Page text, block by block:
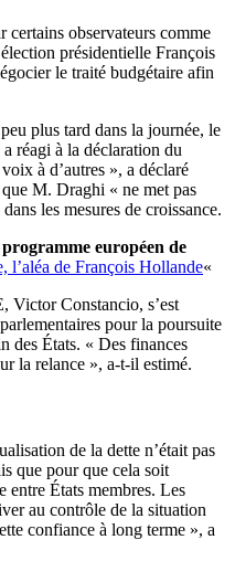
certains observateurs comme
présidentielle François
le traité budgétaire afin
plus tard dans la journée, le
réagi à la déclaration du
à d’autres », a déclaré
M. Draghi « ne met pas
les mesures de croissance.
européen de
l’aléa de François Hollande«
Victor Constancio, s’est
pour la poursuite
des États. « Des finances
la relance », a-t-il estimé.
de la dette n’était pas
que pour que cela soit
entre États membres. Les
au contrôle de la situation
confiance à long terme », a